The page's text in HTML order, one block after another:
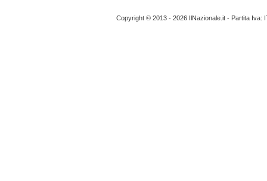
Copyright © 2013 - 2026 IlNazionale.it - Partita Iva: